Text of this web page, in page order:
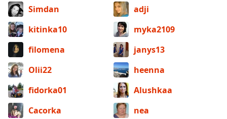
Simdan
adji
kitinka10
myka2109
filomena
janys13
Olii22
heenna
fidorka01
Alushkaa
Cacorka
nea